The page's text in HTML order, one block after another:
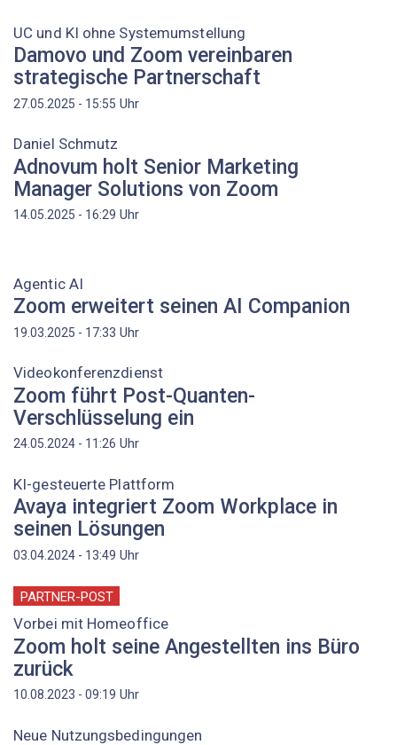
UC und KI ohne Systemumstellung
Damovo und Zoom vereinbaren
strategische Partnerschaft
27.05.2025 - 15:55 Uhr
Daniel Schmutz
Adnovum holt Senior Marketing
Manager Solutions von Zoom
14.05.2025 - 16:29 Uhr
Agentic AI
Zoom erweitert seinen AI Companion
19.03.2025 - 17:33 Uhr
Videokonferenzdienst
Zoom führt Post-Quanten-
Verschlüsselung ein
24.05.2024 - 11:26 Uhr
KI-gesteuerte Plattform
Avaya integriert Zoom Workplace in
seinen Lösungen
03.04.2024 - 13:49 Uhr
PARTNER-POST
Vorbei mit Homeoffice
Zoom holt seine Angestellten ins Büro
zurück
10.08.2023 - 09:19 Uhr
Neue Nutzungsbedingungen